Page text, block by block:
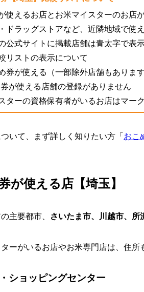
使えるお店とお米マイスターのお店
ドラッグストアなど、近隣地域で使
公式サイトに掲載店舗は青太字で表
リストの表示について
券が使える（一部除外店舗もあります
が使える店舗の登録がありません
ターの資格保有者がいるお店はマー
いて、まず詳しく知りたい方「 おこ
が使える店【埼玉】
主要都市、 さいたま市、川越市、所
ーがいるお店やお米専門店は、住所
ショッピングセンター